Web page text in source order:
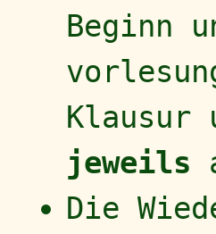
Beginn
Klausur
jeweils
Die